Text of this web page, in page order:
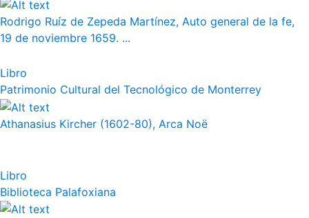
Rodrigo Ruíz de Zepeda Martínez, Auto general de la fe,
19 de noviembre 1659. ...
Libro
Patrimonio Cultural del Tecnológico de Monterrey
Athanasius Kircher (1602-80), Arca Noë
Libro
Biblioteca Palafoxiana